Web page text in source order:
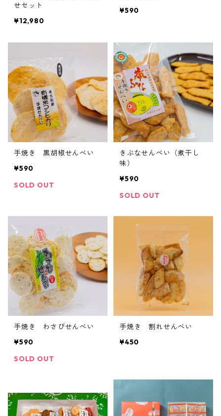
せセット
¥12,980
¥590
手焼き 黒胡椒せんべい
¥590
SOLD OUT
きぶなせんべい（煮干し
味）
¥590
SOLD OUT
手焼き わさびせんべい
¥590
SOLD OUT
手焼き 割れせんべい
¥450